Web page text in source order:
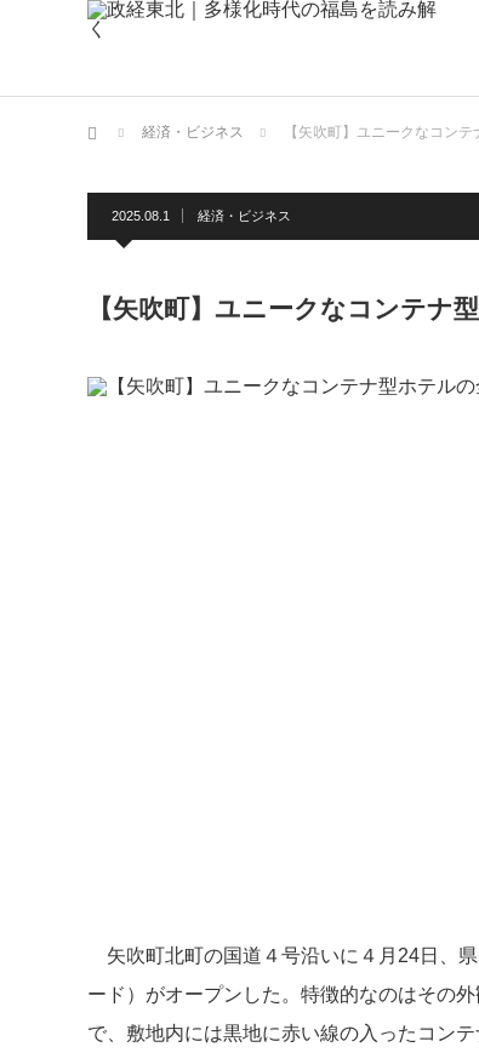
ホーム 経済・ビジネス 【矢吹町】ユニークなコン
2025.08.1 経済・ビジネス
【矢吹町】ユニークなコンテナ
矢吹町北町の国道４号沿いに４月24日、県
ード）がオープンした。特徴的なのはその
で、敷地内には黒地に赤い線の入ったコン